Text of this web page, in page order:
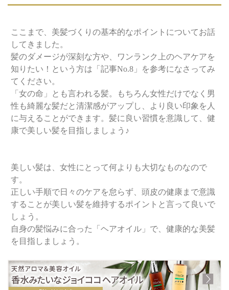
ここまで、美髪づくりの基本的なポイントについてお話
してきました。
髪のダメージが深刻な方や、ワンランク上のヘアケアを
知りたい！という方は「記事No.8」を参考になさってみ
てください。
「女の命」とも言われる髪。もちろん女性だけでなく男
性も綺麗な髪だと清潔感がアップし、より良い印象を人
に与えることができます。髪に良い習慣を意識して、健
康で美しい髪を目指しましょう♪
美しい髪は、女性にとって何よりも大切なものなので
す。
正しい手順で日々のケアを怠らず、頭皮の健康まで意識
することが美しい髪を維持するポイントと言って良いで
しょう。
自身の髪悩みに合った「ヘアオイル」で、健康的な美髪
を目指しましょう。